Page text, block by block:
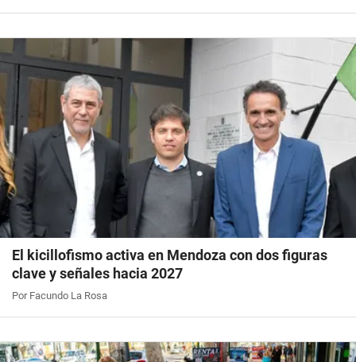
El kicillofismo activa en Mendoza con dos figuras
clave y señales hacia 2027
Por Facundo La Rosa